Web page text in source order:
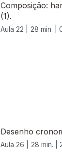
Composição:
(1).
Aula 22 | 28 min. |
Desenho
Aula 26 | 28 min. |